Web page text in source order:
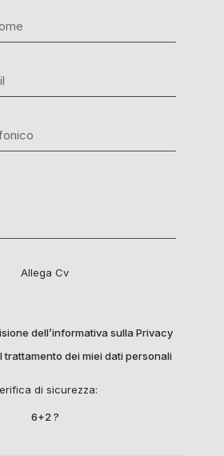
Allega Cv
dell’informativa sulla Privacy
trattamento dei miei dati personali
di sicurezza:
6+2 ?